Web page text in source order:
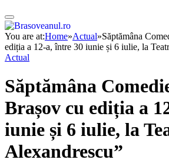
You are at:Home»Actual»Săptămâna
ediția a 12-a, între 30 iunie și 6 iulie, la
Actual
Săptămâna
Brașov cu ediția a
iunie și 6 iulie, la
Alexandrescu”